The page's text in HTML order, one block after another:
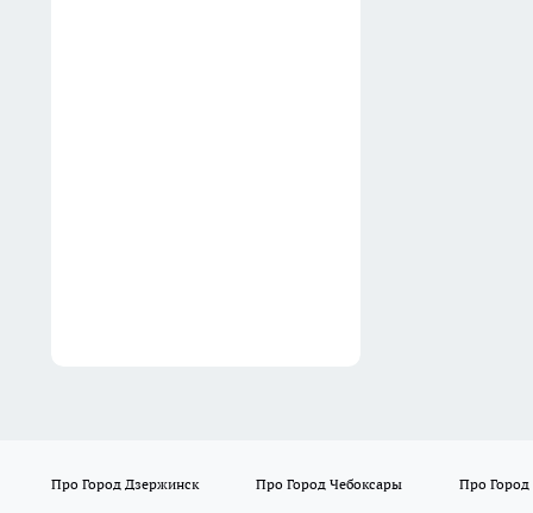
Про Город Дзержинск Про Город Чебоксары Про Город